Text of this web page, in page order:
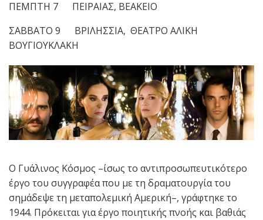
ΠΕΜΠΤΗ 7 ΠΕΙΡΑΙΑΣ, ΒΕΑΚΕΙΟ
ΣΑΒΒΑΤΟ 9 ΒΡΙΛΗΣΣΙΑ, ΘΕΑΤΡΟ ΑΛΙΚΗ
ΒΟΥΓΙΟΥΚΛΑΚΗ
Ο Γυάλινος Κόσμος –ίσως το αντιπροσωπευτικότερο
έργο του συγγραφέα που με τη δραματουργία του
σημάδεψε τη μεταπολεμική Αμερική–, γράφτηκε το
1944. Πρόκειται για έργο ποιητικής πνοής και βαθιάς